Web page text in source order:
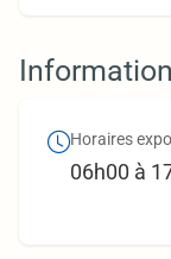
Horaires
06h00 à